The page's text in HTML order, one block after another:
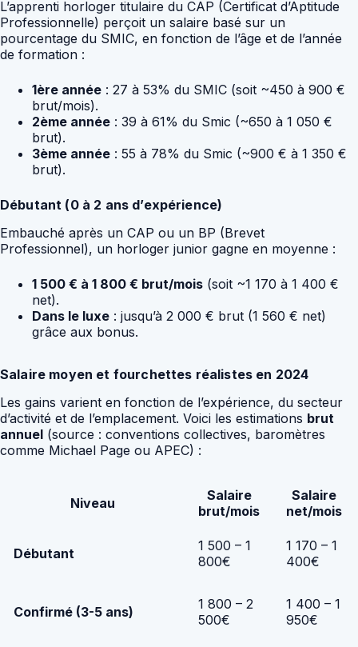
L’apprenti horloger titulaire du CAP (Certificat d’Aptitude
Professionnelle) perçoit un salaire basé sur un
pourcentage du SMIC, en fonction de l’âge et de l’année
de formation :
1ère année : 27 à 53% du SMIC (soit ~450 à 900 €
brut/mois).
2ème année : 39 à 61% du Smic (~650 à 1 050 €
brut).
3ème année : 55 à 78% du Smic (~900 € à 1 350 €
brut).
Débutant (0 à 2 ans d’expérience)
Embauché après un CAP ou un BP (Brevet
Professionnel), un horloger junior gagne en moyenne :
1 500 € à 1 800 € brut/mois (soit ~1 170 à 1 400 €
net).
Dans le luxe : jusqu’à 2 000 € brut (1 560 € net)
grâce aux bonus.
Salaire moyen et fourchettes réalistes en 2024
Les gains varient en fonction de l’expérience, du secteur
d’activité et de l’emplacement. Voici les estimations brut
annuel (source : conventions collectives, baromètres
comme Michael Page ou APEC) :
Niveau
Salaire
brut/mois
Salaire
net/mois
Débutant
1 500 – 1
800€
1 170 – 1
400€
Confirmé (3-5 ans)
1 800 – 2
500€
1 400 – 1
950€